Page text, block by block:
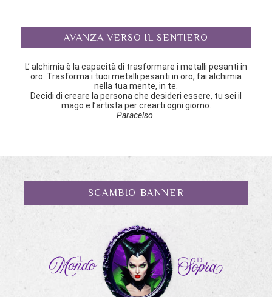
AVANZA VERSO IL SENTIERO
L’ alchimia è la capacità di trasformare i metalli pesanti in
oro. Trasforma i tuoi metalli pesanti in oro, fai alchimia
nella tua mente, in te.
Decidi di creare la persona che desideri essere, tu sei il
mago e l’artista per crearti ogni giorno.
Paracelso.
SCAMBIO BANNER